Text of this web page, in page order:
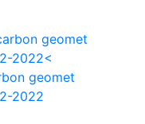
geomet
2022